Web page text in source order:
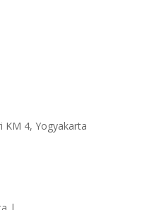
KM 4, Yogyakarta